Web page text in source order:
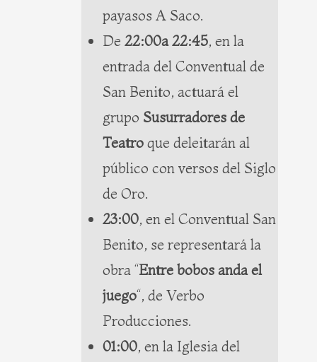
payasos A Saco.
De 22:00a 22:45, en la
entrada del Conventual de
San Benito, actuará el
grupo Susurradores de
Teatro que deleitarán al
público con versos del Siglo
de Oro.
23:00, en el Conventual San
Benito, se representará la
obra “Entre bobos anda el
juego“, de Verbo
Producciones.
01:00, en la Iglesia del